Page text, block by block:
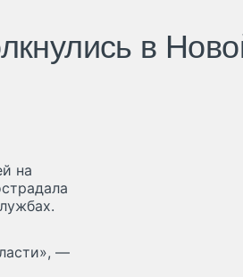
в
на
—